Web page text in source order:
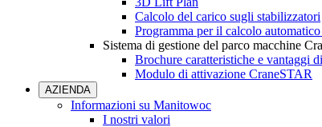
Calcolo del carico sugli stabilizzatori
Programma per il calcolo
Sistema di gestione del parco macchine
Brochure caratteristiche e vantaggi
Modulo di attivazione CraneSTAR
AZIENDA
Informazioni su Manitowoc
I nostri valori